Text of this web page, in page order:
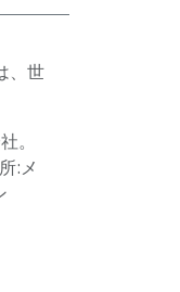
、世
。
:メ